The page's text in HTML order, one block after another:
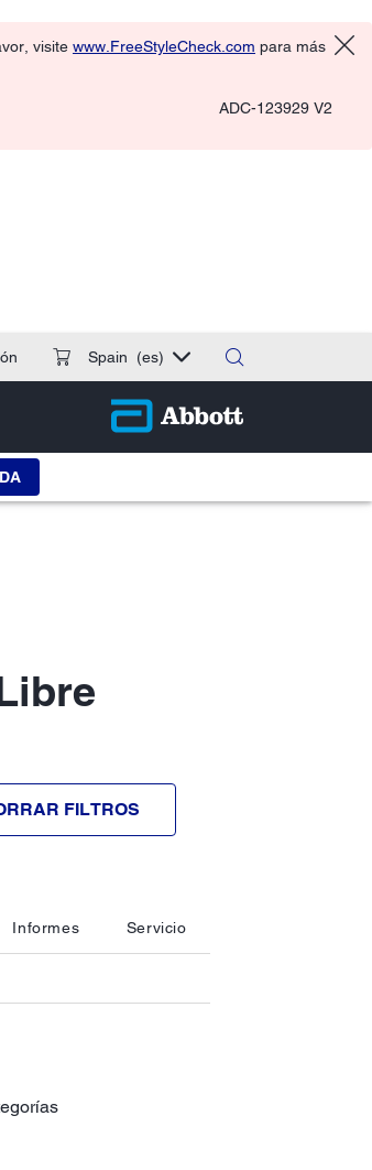
visite www.FreeStyleCheck.com para más
ADC-123929 V2
Spain (es)
FILTROS
Informes Servicio